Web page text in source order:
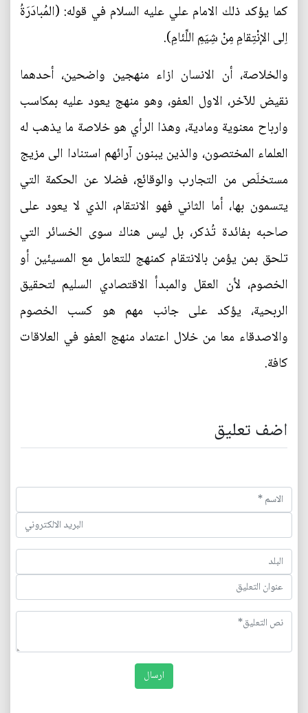
كما يؤكد ذلك الامام علي عليه السلام في قوله: (المُبادَرَةُ
اِلى الإنْتِقامِ مِنْ شِيَمِ اللِّئامِ).
والخلاصة، أن الانسان ازاء منهجين واضحين، أحدهما
نقيض للآخر، الاول العفو، وهو منهج يعود عليه بمكاسب
وارباح معنوية ومادية، وهذا الرأي هو خلاصة ما يذهب له
العلماء المختصون، والذين يبنون آرائهم استنادا الى مزيج
مستخلَص من التجارب والوقائع، فضلا عن الحكمة التي
يتسمون بها، أما الثاني فهو الانتقام، الذي لا يعود على
صاحبه بفائدة تُذكر، بل ليس هناك سوى الخسائر التي
تلحق بمن يؤمن بالانتقام كمنهج للتعامل مع المسيئين أو
الخصوم، لأن العقل والمبدأ الاقتصادي السليم لتحقيق
الربحية، يؤكد على جانب مهم هو كسب الخصوم
والاصدقاء معا من خلال اعتماد منهج العفو في العلاقات
كافة.
اضف تعليق